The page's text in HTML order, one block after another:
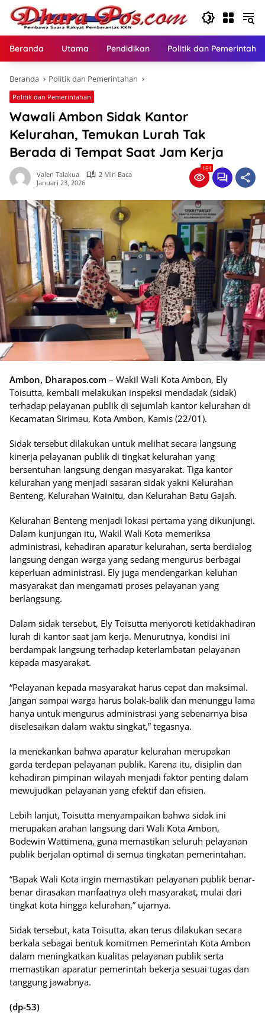
Langsung
konten
Beranda Utama Pendidikan Politik dan
Beranda Politik dan Pemerintahan
Politik dan Pemerintahan
Wawali Ambon Sidak Kantor
Kelurahan, Temukan Lurah Tak
Berada di Tempat Saat Jam Kerja
Valen Talakua
2 Min Baca
Januari 23, 2026
164
Ambon, Dharapos.com – Wakil Wali Kota Ambon, Ely
Toisutta, kembali melakukan inspeksi mendadak (sidak)
terhadap pelayanan publik di sejumlah kantor kelurahan di
Kecamatan Sirimau, Kota Ambon, Kamis (22/01).
Sidak tersebut dilakukan untuk melihat secara langsung
kinerja pelayanan publik di tingkat kelurahan yang
bersentuhan langsung dengan masyarakat. Tiga kantor
kelurahan yang menjadi sasaran sidak yakni Kelurahan
Benteng, Kelurahan Wainitu, dan Kelurahan Batu Gajah.
Kelurahan Benteng menjadi lokasi pertama yang dikunjungi.
Dalam kunjungan itu, Wakil Wali Kota memeriksa
administrasi, kehadiran aparatur kelurahan, serta berdialog
langsung dengan warga yang sedang mengurus berbagai
keperluan administrasi. Ely juga mendengarkan keluhan
masyarakat dan mengamati proses pelayanan yang
berlangsung.
Dalam sidak tersebut, Ely Toisutta menyoroti ketidakhadiran
lurah di kantor saat jam kerja. Menurutnya, kondisi ini
berdampak langsung terhadap keterlambatan pelayanan
kepada masyarakat.
“Pelayanan kepada masyarakat harus cepat dan maksimal.
Jangan sampai warga harus bolak-balik dan menunggu lama
hanya untuk mengurus administrasi yang sebenarnya bisa
diselesaikan dalam waktu singkat,” tegasnya.
Ia menekankan bahwa aparatur kelurahan merupakan
garda terdepan pelayanan publik. Karena itu, disiplin dan
kehadiran pimpinan wilayah menjadi faktor penting dalam
mewujudkan pelayanan yang efektif dan efisien.
Lebih lanjut, Toisutta menyampaikan bahwa sidak ini
merupakan arahan langsung dari Wali Kota Ambon,
Bodewin Wattimena, guna memastikan seluruh pelayanan
publik berjalan optimal di semua tingkatan pemerintahan.
“Bapak Wali Kota ingin memastikan pelayanan publik benar-
benar dirasakan manfaatnya oleh masyarakat, mulai dari
tingkat kota hingga kelurahan,” ujarnya.
Sidak tersebut, kata Toisutta, akan terus dilakukan secara
berkala sebagai bentuk komitmen Pemerintah Kota Ambon
dalam meningkatkan kualitas pelayanan publik serta
memastikan aparatur pemerintah bekerja sesuai tugas dan
tanggung jawabnya.
(dp-53)